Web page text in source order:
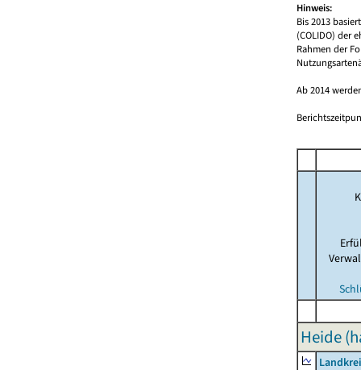
Hinweis:
Bis 2013
(COLIDO) der
Rahmen der
Ab 2014
Heide